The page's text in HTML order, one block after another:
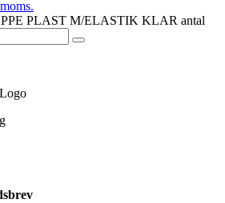
PLAST M/ELASTIK KLAR antal